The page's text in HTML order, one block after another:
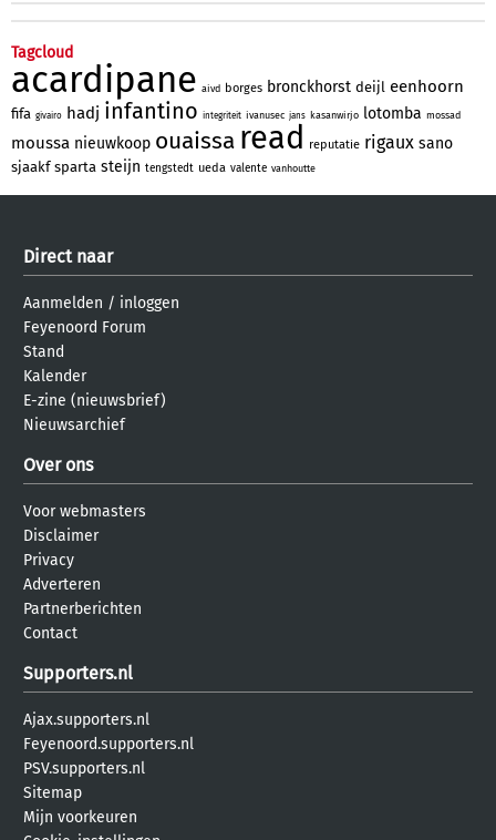
Tagcloud
acardipane aivd borges bronckhorst deijl eenhoorn
fifa givairo hadj infantino integriteit ivanusec jans kasanwirjo lotomba mossad
moussa nieuwkoop ouaissa read reputatie rigaux sano
sjaakf sparta steijn tengstedt ueda valente vanhoutte
Direct naar
Aanmelden / inloggen
Feyenoord Forum
Stand
Kalender
E-zine (nieuwsbrief)
Nieuwsarchief
Over ons
Voor webmasters
Disclaimer
Privacy
Adverteren
Partnerberichten
Contact
Supporters.nl
Ajax.supporters.nl
Feyenoord.supporters.nl
PSV.supporters.nl
Sitemap
Mijn voorkeuren